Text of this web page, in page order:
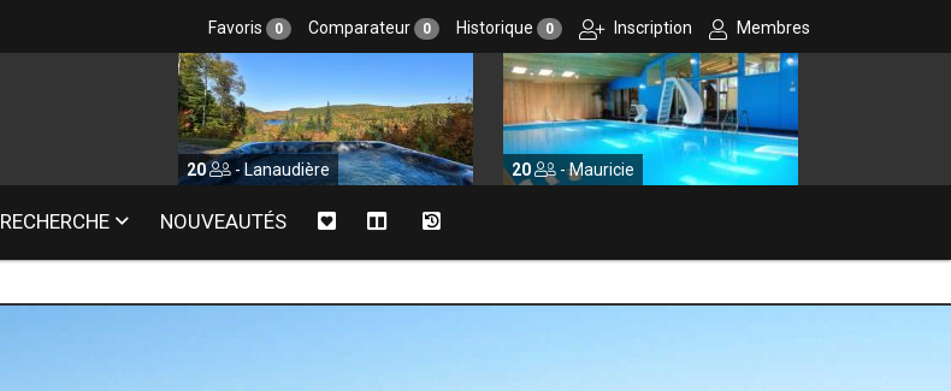
Favoris 0 Comparateur 0 Historique 0 Inscription Membres
- Lanaudière 20 - Mauricie
RECHERCHE NOUVEAUTÉS